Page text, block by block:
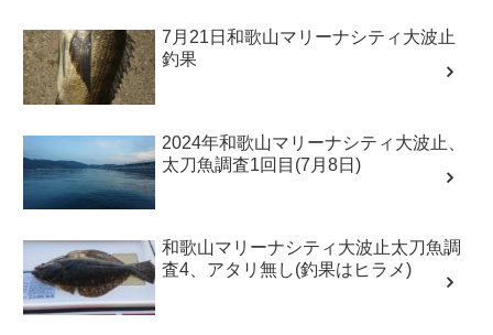
7月21日和歌山マリーナシティ大波止
釣果
2024年和歌山マリーナシティ大波止、
太刀魚調査1回目(7月8日)
和歌山マリーナシティ大波止太刀魚調
査4、アタリ無し(釣果はヒラメ)